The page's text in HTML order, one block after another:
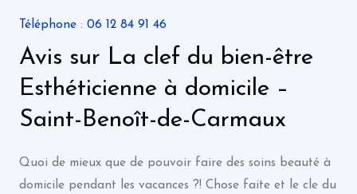
Téléphone: 06 12 84 91 46
Avis sur La clef du bien-être
Esthéticienne à domicile –
Saint-Benoît-de-Carmaux
Quoi de mieux que de pouvoir faire des soins beauté à
domicile pendant les vacances ?! Chose faite et le cle du